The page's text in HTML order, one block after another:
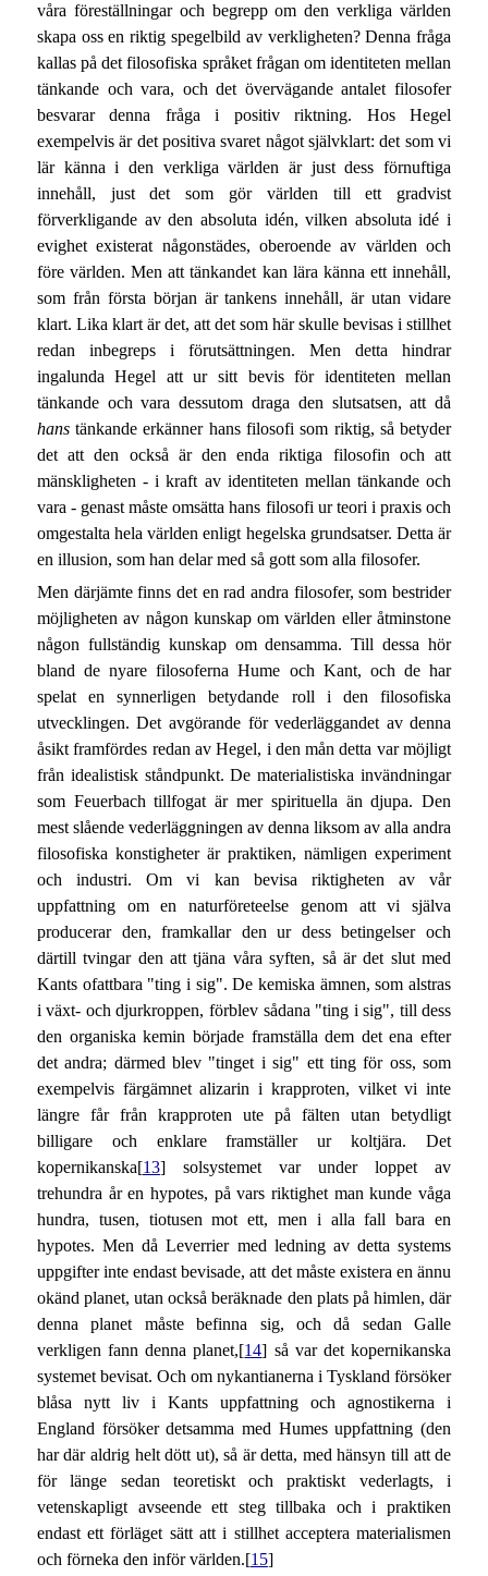
våra föreställningar och begrepp om den verkliga världen
skapa oss en riktig spegelbild av verkligheten? Denna fråga
kallas på det filosofiska språket frågan om identiteten mellan
tänkande och vara, och det övervägande antalet filosofer
besvarar denna fråga i positiv riktning. Hos Hegel
exempelvis är det positiva svaret något självklart: det som vi
lär känna i den verkliga världen är just dess förnuftiga
innehåll, just det som gör världen till ett gradvist
förverkligande av den absoluta idén, vilken absoluta idé i
evighet existerat någonstädes, oberoende av världen och
före världen. Men att tänkandet kan lära känna ett innehåll,
som från första början är tankens innehåll, är utan vidare
klart. Lika klart är det, att det som här skulle bevisas i stillhet
redan inbegreps i förutsättningen. Men detta hindrar
ingalunda Hegel att ur sitt bevis för identiteten mellan
tänkande och vara dessutom draga den slutsatsen, att då
hanstänkande erkänner hans filosofi som riktig, så betyder
det att den också är den enda riktiga filosofin och att
mänskligheten - i kraft av identiteten mellan tänkande och
vara - genast måste omsätta hans filosofi ur teori i praxis och
omgestalta hela världen enligt hegelska grundsatser. Detta är
en illusion, som han delar med så gott som alla filosofer.
Men därjämte finns det en rad andra filosofer, som bestrider
möjligheten av någon kunskap om världen eller åtminstone
någon fullständig kunskap om densamma. Till dessa hör
bland de nyare filosoferna Hume och Kant, och de har
spelat en synnerligen betydande roll i den filosofiska
utvecklingen. Det avgörande för vederläggandet av denna
åsikt framfördes redan av Hegel, i den mån detta var möjligt
från idealistisk ståndpunkt. De materialistiska invändningar
som Feuerbach tillfogat är mer spirituella än djupa. Den
mest slående vederläggningen av denna liksom av alla andra
filosofiska konstigheter är praktiken, nämligen experiment
och industri. Om vi kan bevisa riktigheten av vår
uppfattning om en naturföreteelse genom att vi själva
producerar den, framkallar den ur dess betingelser och
därtill tvingar den att tjäna våra syften, så är det slut med
Kants ofattbara "ting i sig". De kemiska ämnen, som alstras
i växt- och djurkroppen, förblev sådana "ting i sig", till dess
den organiska kemin började framställa dem det ena efter
det andra; därmed blev "tinget i sig" ett ting för oss, som
exempelvis färgämnet alizarin i krapproten, vilket vi inte
längre får från krapproten ute på fälten utan betydligt
billigare och enklare framställer ur koltjära. Det
kopernikanska[13] solsystemet var under loppet av
trehundra år en hypotes, på vars riktighet man kunde våga
hundra, tusen, tiotusen mot ett, men i alla fall bara en
hypotes. Men då Leverrier med ledning av detta systems
uppgifter inte endast bevisade, att det måste existera en ännu
okänd planet, utan också beräknade den plats på himlen, där
denna planet måste befinna sig, och då sedan Galle
verkligen fann denna planet,[14] så var det kopernikanska
systemet bevisat. Och om nykantianerna i Tyskland försöker
blåsa nytt liv i Kants uppfattning och agnostikerna i
England försöker detsamma med Humes uppfattning (den
har där aldrig helt dött ut), så är detta, med hänsyn till att de
för länge sedan teoretiskt och praktiskt vederlagts, i
vetenskapligt avseende ett steg tillbaka och i praktiken
endast ett förläget sätt att i stillhet acceptera materialismen
och förneka den inför världen.[15]